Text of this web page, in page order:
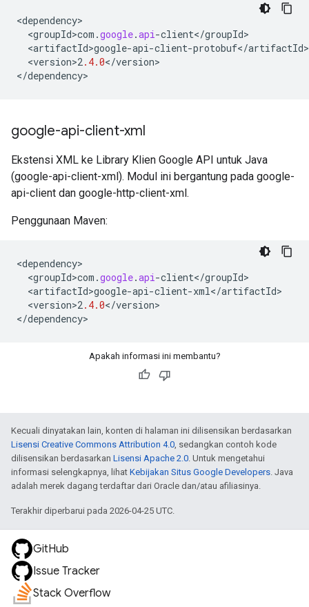
<dependency
<groupId>com .google.api-client</groupId
<artifactId>google-api-client-protobuf</artifactId
<version>2.4.0</version>
</dependency>
google-api-client-xml
Ekstensi XML ke Library Klien Google API untuk Java
(google-api-client-xml). Modul ini bergantung pada google-
api-client dan google-http-client-xml.
Penggunaan Maven:
<dependency
<groupId>com .google.api-client</groupId
<artifactId>google-api-client-xml</artifactId
<version>2.4.0</version>
</dependency>
Apakah informasi ini membantu?
Kecuali dinyatakan lain, konten di halaman ini dilisensikan berdasarkan
Lisensi Creative Commons Attribution 4.0, sedangkan contoh kode
dilisensikan berdasarkan Lisensi Apache 2.0. Untuk mengetahui
informasi selengkapnya, lihat Kebijakan Situs Google Developers. Java
adalah merek dagang terdaftar dari Oracle dan/atau afiliasinya.
Terakhir diperbarui pada 2026-04-25 UTC.
GitHub
Issue Tracker
Stack Overflow